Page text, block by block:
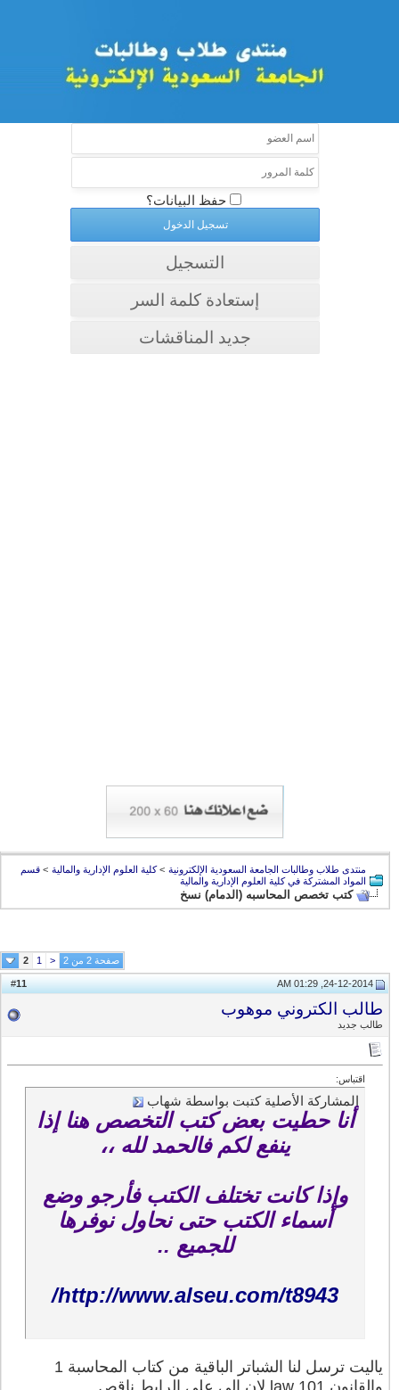
حفظ البيانات؟
التسجيل
إستعادة كلمة السر
جديد المناقشات
منتدى طلاب وطالبات الجامعة السعودية الإلكترونية > كلية العلوم الإدارية والمالية > قسم
المواد المشتركة في كلية العلوم الإدارية والمالية
كتب تخصص المحاسبه (الدمام) نسخ
صفحة 2 من 2 <
1
11 24-12-2014, 01:29 AM
طالب الكتروني موهوب
طالب جديد
اقتباس:
المشاركة الأصلية كتبت بواسطة شهاب
أنا حطيت بعض كتب التخصص هنا إذا
ينفع لكم فالحمد لله ،،
وإذا كانت تختلف الكتب فأرجو وضع
أسماء الكتب حتى نحاول نوفرها
للجميع ..
http://www.alseu.com/t8943/
ياليت ترسل لنا الشباتر الباقية من كتاب المحاسبة 1